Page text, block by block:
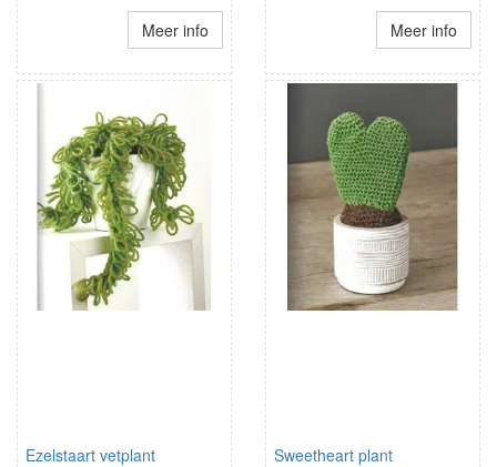
Meer info Meer info
Ezelstaart vetplant Sweetheart plant